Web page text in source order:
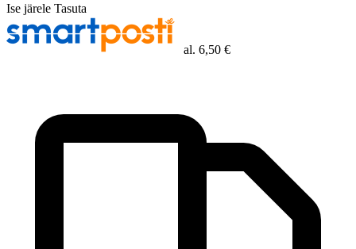
Ise järele Tasuta
al. 6,50 €